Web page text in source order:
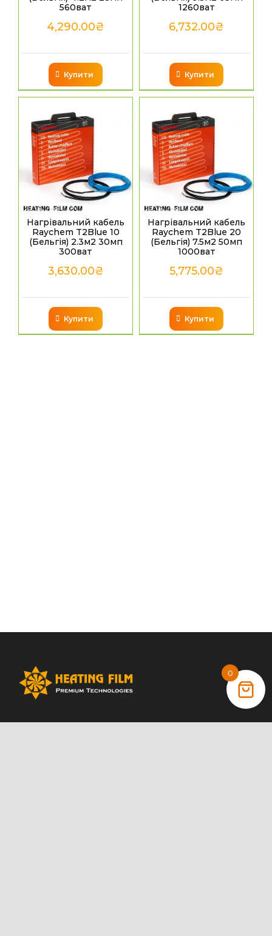
560ват
4,290.00₴
Купити
1260ват
6,732.00₴
Купити
Нагрівальний кабель
Raychem T2Blue 10
(Бельгія) 2.3м2 30мп
300ват
3,630.00₴
Купити
Нагрівальний кабель
Raychem T2Blue 20
(Бельгія) 7.5м2 50мп
1000ват
5,775.00₴
Купити
0